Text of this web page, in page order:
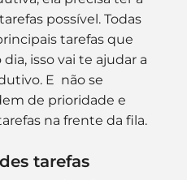
possível. Todas
tarefas que
isso vai te ajudar a
E  não se
de prioridade e
na frente da fila.
tarefas